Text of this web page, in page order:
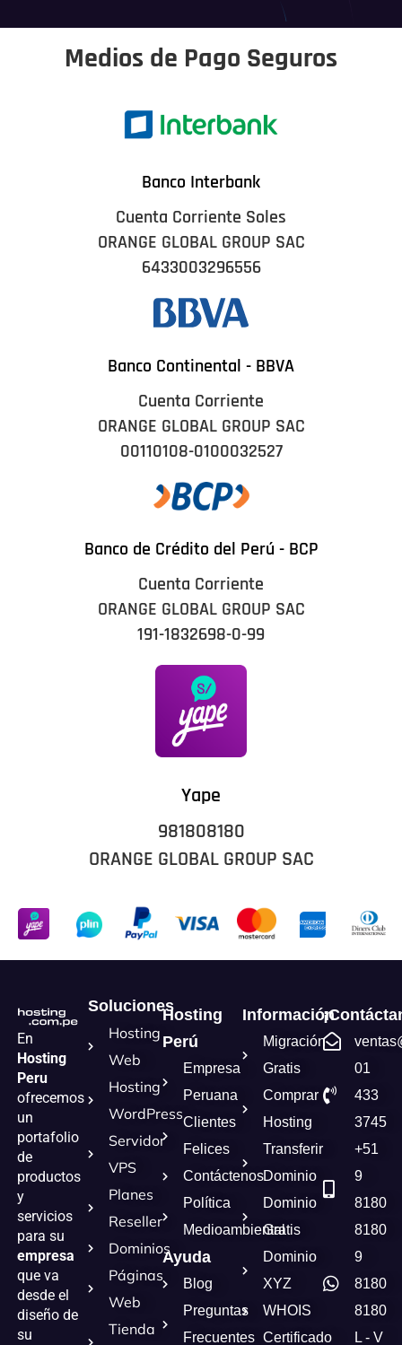
Medios de Pago Seguros
Banco Interbank
Cuenta Corriente Soles
ORANGE GLOBAL GROUP SAC
6433003296556
Banco Continental - BBVA
Cuenta Corriente
ORANGE GLOBAL GROUP SAC
00110108-0100032527
Banco de Crédito del Perú - BCP
Cuenta Corriente
ORANGE GLOBAL GROUP SAC
191-1832698-0-99
Yape
981808180
ORANGE GLOBAL GROUP SAC
En
Hosting
Peru
ofrecemos
un
portafolio
de
productos
y
servicios
para su
empresa
que va
desde el
diseño de
su
Soluciones
Hosting
Web
Hosting
WordPress
Servidor
VPS
Planes
Reseller
Dominios
Páginas
Web
Tienda
Hosting
Perú
Empresa
Peruana
Clientes
Felices
Contáctenos
Política
Medioambiental
Ayuda
Blog
Preguntas
Frecuentes
Información
Migración
Gratis
Comprar
Hosting
Transferir
Dominio
Dominio
Gratis
Dominio
XYZ
WHOIS
Certificado
01
433
3745
+51
9
8180
8180
9
8180
8180
L - V